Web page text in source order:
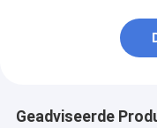
Geadviseerde